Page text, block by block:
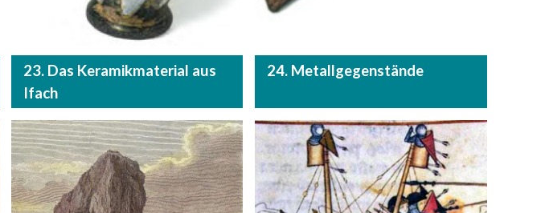
23. Das Keramikmaterial aus
Ifach
24. Metallgegenstände